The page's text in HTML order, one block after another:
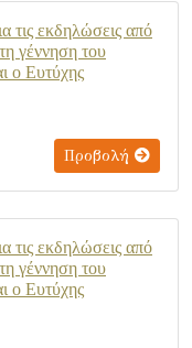
τις εκδηλώσεις από
γέννηση του
ο Ευτύχης
Προβολή
τις εκδηλώσεις από
γέννηση του
ο Ευτύχης